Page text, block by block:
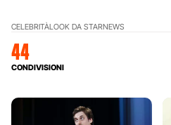
CELEBRITÀLOOK DA STARNEWS
44
CONDIVISIONI